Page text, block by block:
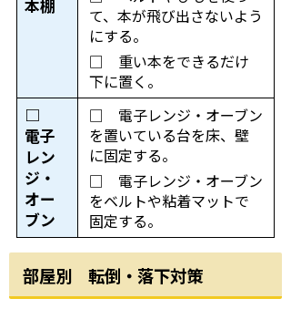
本棚
て、本が飛び出さないよう
にする。
□ 重い本をできるだけ
下に置く。
□
電子
レン
ジ・
オー
ブン
□ 電子レンジ・オーブン
を置いている台を床、壁
に固定する。
□ 電子レンジ・オーブン
をベルトや粘着マットで
固定する。
部屋別 転倒・落下対策